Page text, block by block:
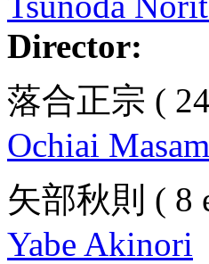
Director:
落合正宗 (
Ochiai
矢部秋則 ( 8
Yabe Akinori